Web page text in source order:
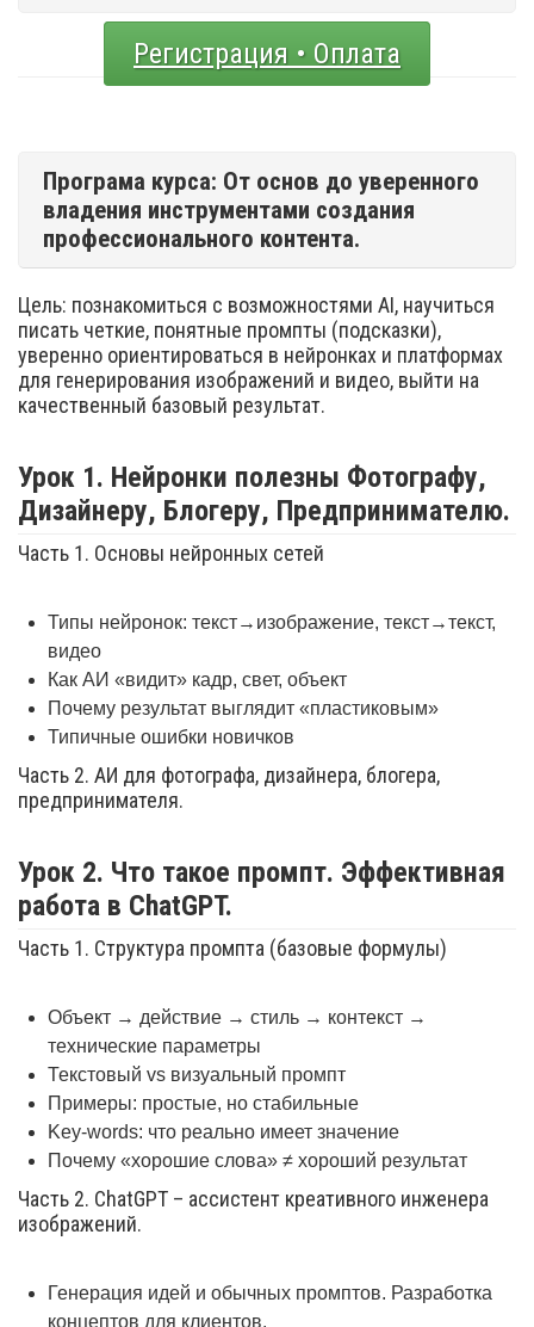
Регистрация • Оплата
Програма курса: От основ до уверенного
владения инструментами создания
профессионального контента.
Цель: познакомиться с возможностями AI, научиться
писать четкие, понятные промпты (подсказки),
уверенно ориентироваться в нейронках и платформах
для генерирования изображений и видео, выйти на
качественный базовый результат.
Урок 1. Нейронки полезны Фотографу,
Дизайнеру, Блогеру, Предпринимателю.
Часть 1. Основы нейронных сетей
Типы нейронок: текст→изображение, текст→текст,
видео
Как АИ «видит» кадр, свет, объект
Почему результат выглядит «пластиковым»
Типичные ошибки новичков
Часть 2. АИ для фотографа, дизайнера, блогера,
предпринимателя.
Урок 2. Что такое промпт. Эффективная
работа в ChatGPT.
Часть 1. Структура промпта (базовые формулы)
Объект → действие → стиль → контекст →
технические параметры
Текстовый vs визуальный промпт
Примеры: простые, но стабильные
Key-words: что реально имеет значение
Почему «хорошие слова» ≠ хороший результат
Часть 2. ChatGPT – ассистент креативного инженера
изображений.
Генерация идей и обычных промптов. Разработка
концептов для клиентов.